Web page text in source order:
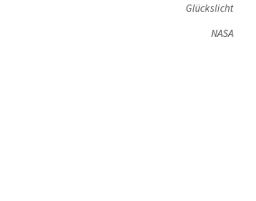
Glückslicht
NASA